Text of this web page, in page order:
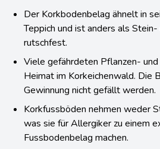
Der Korkbodenbelag ähnelt in
Teppich und ist anders als
rutschfest.
Viele gefährdeten Pflanzen- und
Heimat im Korkeichenwald. Die
Gewinnung nicht gefällt werden.
Korkfussböden nehmen weder
was sie für Allergiker zu einem
Fussbodenbelag machen.